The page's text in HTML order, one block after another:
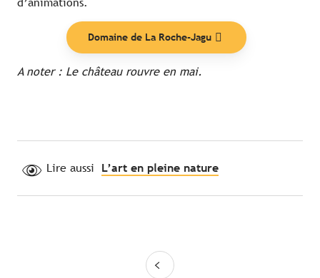
Domaine de La Roche-Jagu
A noter : Le château rouvre en mai.
Lire aussi L’art en pleine nature